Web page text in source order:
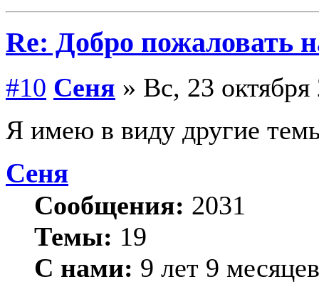
Re: Добро пожаловать
#10 Сеня » Вс, 23
Я имею в виду другие
Сеня
Сообщения: 2031
Темы: 19
С нами: 9 лет 9 месяцев